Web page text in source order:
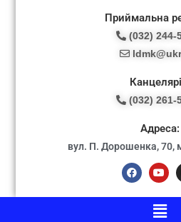
Приймальна
(032) 244-
(032) 261-
Адреса:
вул. П. Дорошенка, 70,